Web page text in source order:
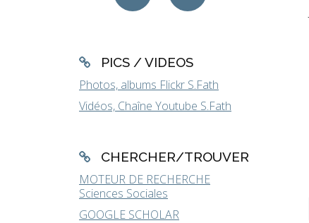
PICS / VIDEOS
Photos, albums Flickr S.Fath
Vidéos, Chaîne Youtube S.Fath
CHERCHER/TROUVER
MOTEUR DE RECHERCHE
Sciences Sociales
GOOGLE SCHOLAR